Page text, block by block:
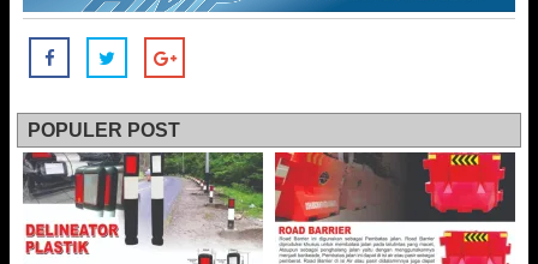
POPULER POST